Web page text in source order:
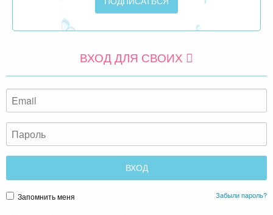
ВХОД ДЛЯ СВОИХ
Запомнить меня Забыли пароль?